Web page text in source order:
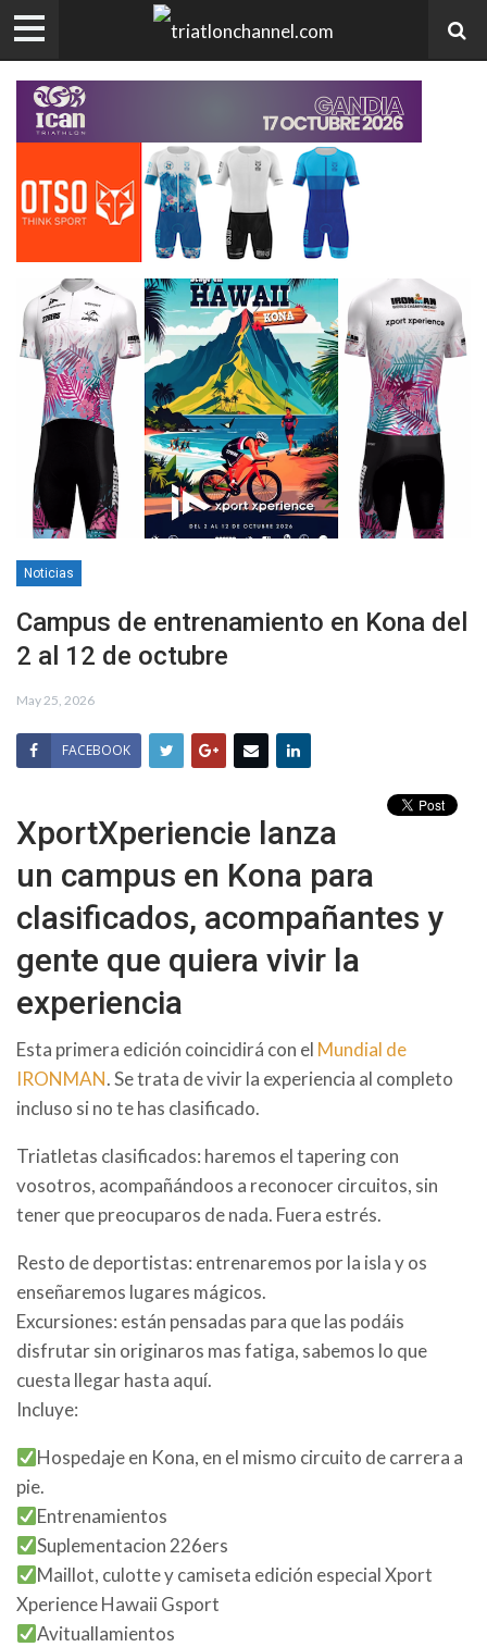
Noticias
Campus de entrenamiento en Kona del
2 al 12 de octubre
May 25, 2026
FACEBOOK
XportXperiencie lanza
un campus en Kona para
clasificados, acompañantes y
gente que quiera vivir la
experiencia
Esta primera edición coincidirá con el Mundial de
IRONMAN. Se trata de vivir la experiencia al completo
incluso si no te has clasificado.
Triatletas clasificados: haremos el tapering con
vosotros, acompañándoos a reconocer circuitos, sin
tener que preocuparos de nada. Fuera estrés.
Resto de deportistas: entrenaremos por la isla y os
enseñaremos lugares mágicos.
Excursiones: están pensadas para que las podáis
disfrutar sin originaros mas fatiga, sabemos lo que
cuesta llegar hasta aquí.
Incluye:
Hospedaje en Kona, en el mismo circuito de carrera a
pie.
Entrenamientos
Suplementacion 226ers
Maillot, culotte y camiseta edición especial Xport
Xperience Hawaii Gsport
Avituallamientos